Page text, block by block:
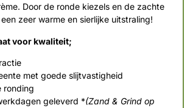
Door de ronde kiezels en de zachte
zeer warme en sierlijke uitstraling!
voor kwaliteit;
met goede slijtvastigheid
ronding
geleverd *(Zand & Grind op